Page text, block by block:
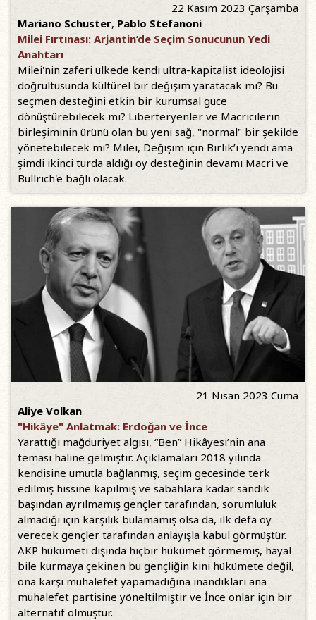
22 Kasım 2023 Çarşamba
Mariano Schuster, Pablo Stefanoni
Milei Fırtınası: Arjantin’de Seçim Sonucunun Yedi
Anahtarı
Milei'nin zaferi ülkede kendi ultra-kapitalist ideolojisi
doğrultusunda kültürel bir değişim yaratacak mı? Bu
seçmen desteğini etkin bir kurumsal güce
dönüştürebilecek mi? Liberteryenler ve Macricilerin
birleşiminin ürünü olan bu yeni sağ, "normal" bir şekilde
yönetebilecek mi? Milei, Değişim için Birlik’i yendi ama
şimdi ikinci turda aldığı oy desteğinin devamı Macri ve
Bullrich'e bağlı olacak.
21 Nisan 2023 Cuma
Aliye Volkan
"Hikâye" Anlatmak: Erdoğan ve İnce
Yarattığı mağduriyet algısı, “Ben” Hikâyesi’nin ana
teması haline gelmiştir. Açıklamaları 2018 yılında
kendisine umutla bağlanmış, seçim gecesinde terk
edilmiş hissine kapılmış ve sabahlara kadar sandık
başından ayrılmamış gençler tarafından, sorumluluk
almadığı için karşılık bulamamış olsa da, ilk defa oy
verecek gençler tarafından anlayışla kabul görmüştür.
AKP hükümeti dışında hiçbir hükümet görmemiş, hayal
bile kurmaya çekinen bu gençliğin kini hükümete değil,
ona karşı muhalefet yapamadığına inandıkları ana
muhalefet partisine yöneltilmiştir ve İnce onlar için bir
alternatif olmuştur.